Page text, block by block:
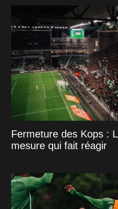
Fermeture des Kops :
mesure qui fait réagir